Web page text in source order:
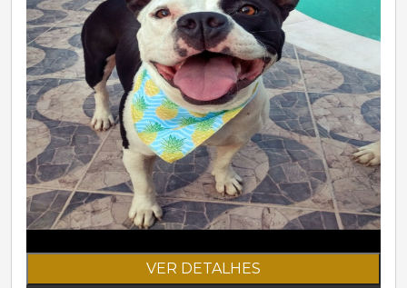
VER DETALHES